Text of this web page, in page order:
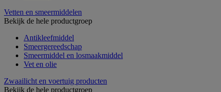
Vetten en smeermiddelen
Bekijk de hele productgroep
Antikleefmiddel
Smeergereedschap
Smeermiddel en losmaakmiddel
Vet en olie
Zwaailicht en voertuig producten
Bekijk de hele productgroep